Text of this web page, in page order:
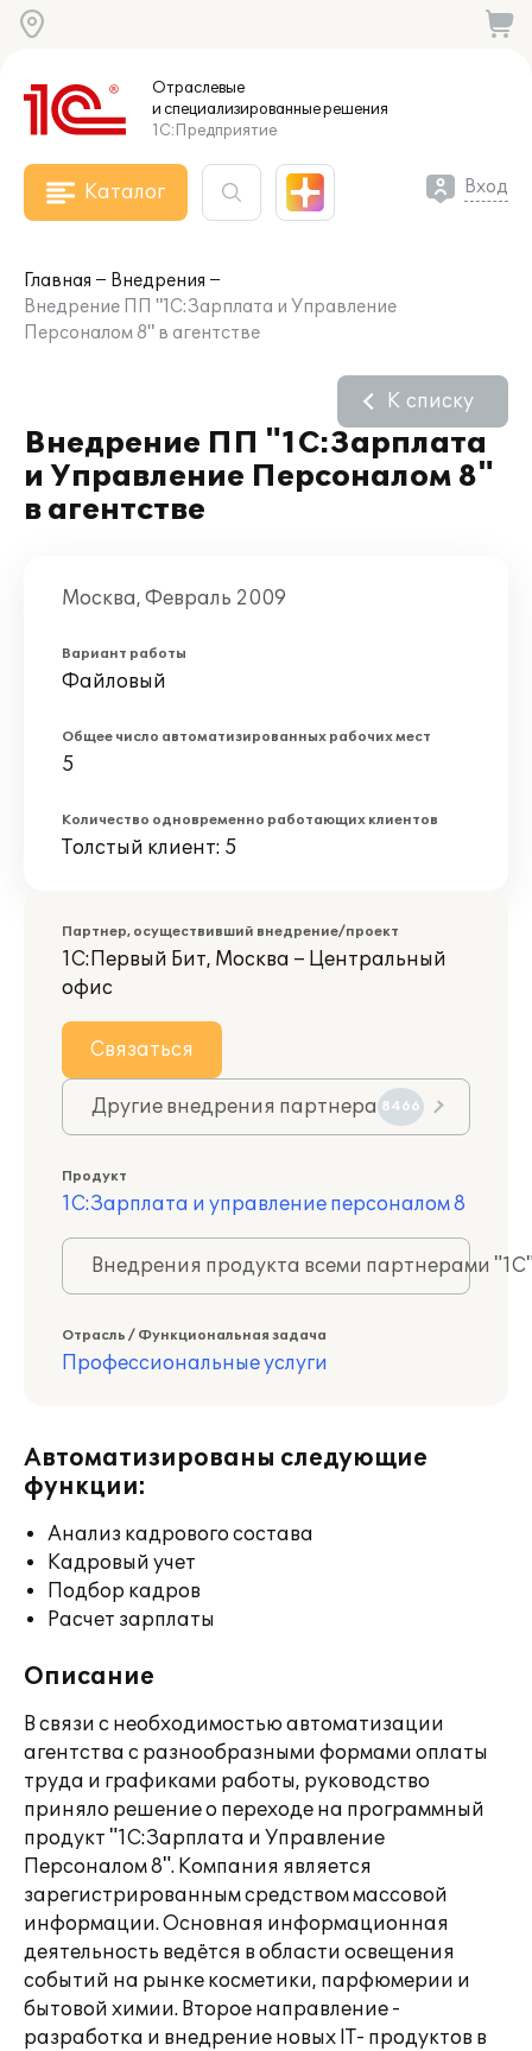
Отраслевые
и специализированныерешения
1С:Предприятие
Каталог Вход
Главная
Внедрения
Внедрение ПП "1С:Зарплата и Управление
Персоналом 8" в агентстве
Внедрение ПП "1С:Зарплата
и Управление Персоналом 8"
в агентстве
К списку
Москва, Февраль 2009
Вариант работы
Файловый
Общее число автоматизированных рабочих мест
5
Количество одновременно работающих клиентов
Толстый клиент: 5
Партнер, осуществивший внедрение/проект
1С:Первый Бит, Москва – Центральный
офис
Связаться
Другие внедрения партнера 8466
Продукт
1С:Зарплата и управление персоналом 8
Внедрения продукта всеми партнерами
Отрасль / Функциональная задача
Профессиональные услуги
Автоматизированы следующие
функции:
Анализ кадрового состава
Кадровый учет
Подбор кадров
Расчет зарплаты
Описание
В связи с необходимостью автоматизации
агентства с разнообразными формами оплаты
труда и графиками работы, руководство
приняло решение о переходе на программный
продукт "1С:Зарплата и Управление
Персоналом 8". Компания является
зарегистрированным средством массовой
информации. Основная информационная
деятельность ведётся в области освещения
событий на рынке косметики, парфюмерии и
бытовой химии. Второе направление -
разработка и внедрение новых IT- продуктов в